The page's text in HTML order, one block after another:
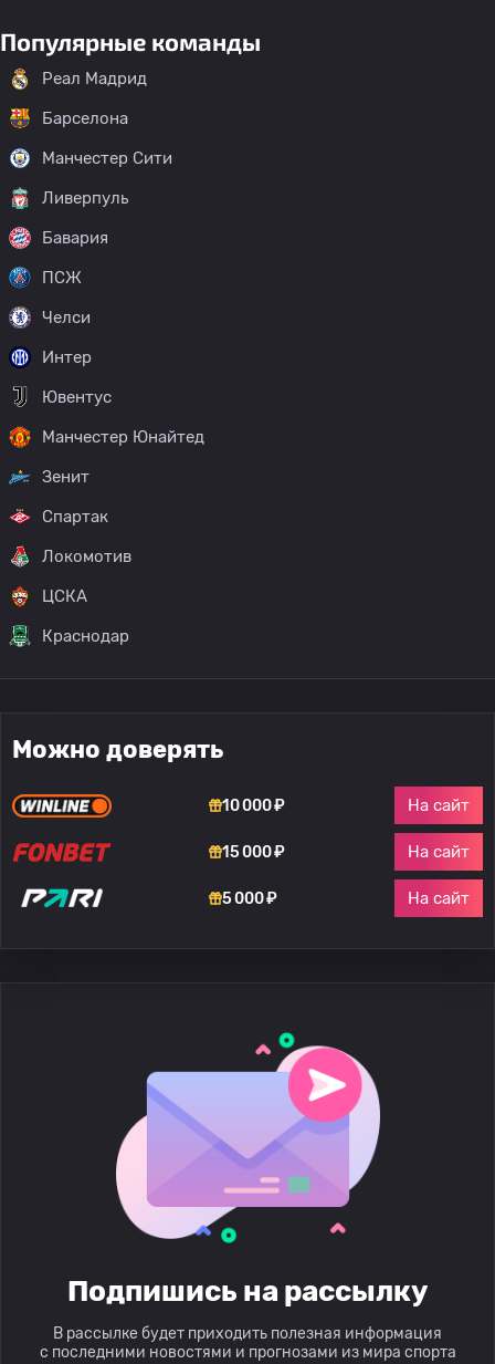
Популярные команды
Реал Мадрид
Барселона
Манчестер Сити
Ливерпуль
Бавария
ПСЖ
Челси
Интер
Ювентус
Манчестер Юнайтед
Зенит
Спартак
Локомотив
ЦСКА
Краснодар
Можно доверять
10 000 ₽ На сайт
15 000 ₽ На сайт
5 000 ₽ На сайт
Подпишись на рассылку
В рассылке будет приходить полезная информация
с последними новостями и прогнозами из мира спорта